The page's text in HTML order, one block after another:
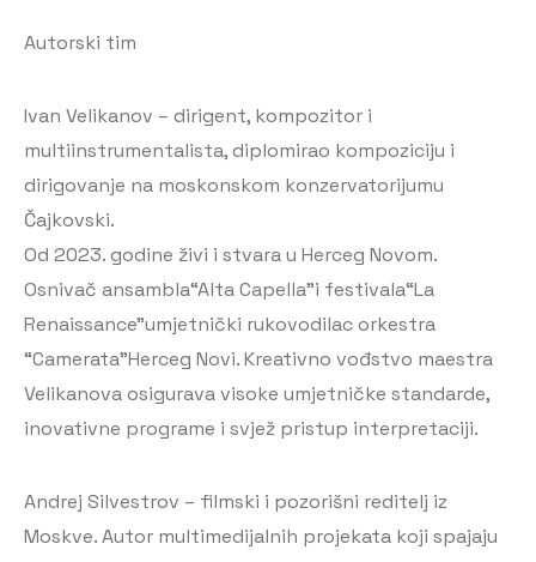
Autorski tim
Ivan Velikanov – dirigent, kompozitor i
multiinstrumentalista, diplomirao kompoziciju i
dirigovanje na moskonskom konzervatorijumu
Čajkovski.
Od 2023. godine živi i stvara u Herceg Novom.
Osnivač ansambla“Alta Capella”i festivala“La
Renaissance”umjetnički rukovodilac orkestra
“Camerata”Herceg Novi. Kreativno vođstvo maestra
Velikanova osigurava visoke umjetničke standarde,
inovativne programe i svjež pristup interpretaciji.
Andrej Silvestrov – filmski i pozorišni reditelj iz
Moskve. Autor multimedijalnih projekata koji spajaju